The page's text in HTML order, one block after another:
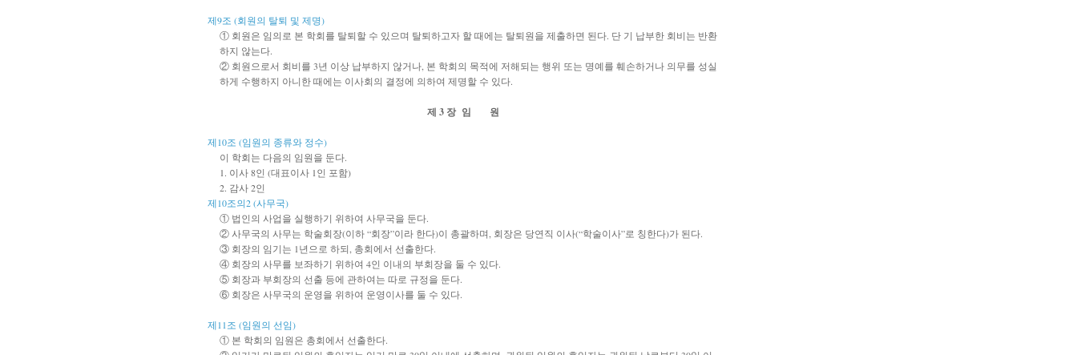
제9조 (회원의 탈퇴 및 제명)
① 회원은 임의로 본 학회를 탈퇴할 수 있으며 탈퇴하고자 할 때에는 탈퇴원을 제출하면 된다. 단 기 납부한 회비는 반환
하지 않는다.
② 회원으로서 회비를 3년 이상 납부하지 않거나, 본 학회의 목적에 저해되는 행위 또는 명예를 훼손하거나 의무를 성실
하게 수행하지 아니한 때에는 이사회의 결정에 의하여 제명할 수 있다.
제 3 장 임 원
제10조 (임원의 종류와 정수)
이 학회는 다음의 임원을 둔다.
1. 이사 8인 (대표이사 1인 포함)
2. 감사 2인
제10조의2 (사무국)
① 법인의 사업을 실행하기 위하여 사무국을 둔다.
② 사무국의 사무는 학술회장(이하 “회장”이라 한다)이 총괄하며, 회장은 당연직 이사(“학술이사”로 칭한다)가 된다.
③ 회장의 임기는 1년으로 하되, 총회에서 선출한다.
④ 회장의 사무를 보좌하기 위하여 4인 이내의 부회장을 둘 수 있다.
⑤ 회장과 부회장의 선출 등에 관하여는 따로 규정을 둔다.
⑥ 회장은 사무국의 운영을 위하여 운영이사를 둘 수 있다.
제11조 (임원의 선임)
① 본 학회의 임원은 총회에서 선출한다.